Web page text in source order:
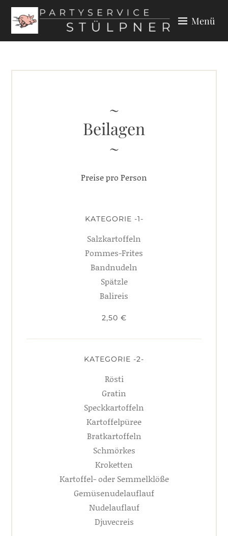
Zum
Inhalt
springen
Menü
Beilagen
Preise pro Person
KATEGORIE -1-
Salzkartoffeln
Pommes-Frites
Bandnudeln
Spätzle
Balireis
2,50 €
KATEGORIE -2-
Rösti
Gratin
Speckkartoffeln
Kartoffelpüree
Bratkartoffeln
Schmörkes
Kroketten
Kartoffel- oder Semmelklöße
Gemüsenudelauflauf
Nudelauflauf
Djuvecreis